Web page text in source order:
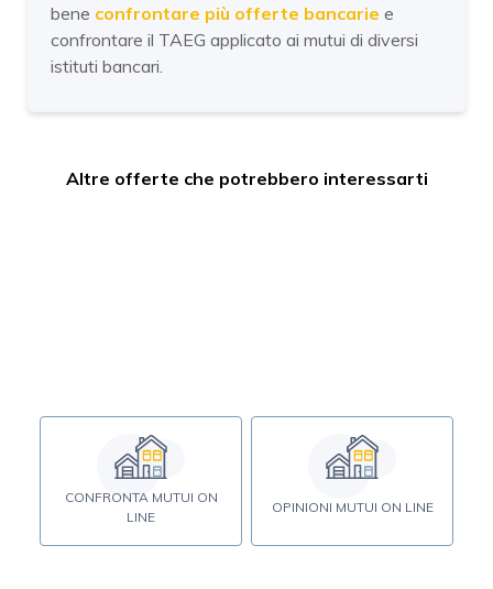
bene confrontare più offerte bancarie e
confrontare il TAEG applicato ai mutui di diversi
istituti bancari.
Altre offerte che potrebbero interessarti
CONFRONTA MUTUI ON
LINE
OPINIONI MUTUI ON LINE